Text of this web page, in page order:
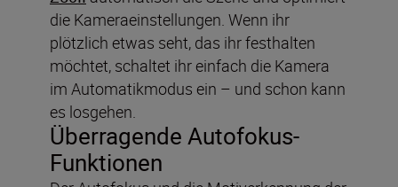
die Kameraeinstellungen. Wenn ihr
plötzlich etwas seht, das ihr festhalten
möchtet, schaltet ihr einfach die Kamera
im Automatikmodus ein – und schon kann
es losgehen.
Überragende Autofokus-
Funktionen